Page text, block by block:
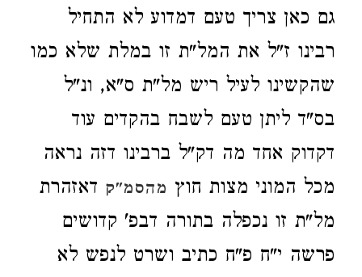
גם כאן צריך טעם דמדוע לא התחיל
רבינו ז"ל את המל"ת זו במלת שלא כמו
שהקשינו לעיל ריש מל"ת ס"א, ונ"ל
בס"ד ליתן טעם לשבח בהקדים עוד
דקדוק אחד מה דק"ל ברבינו דזה נראה
מכל המוני מצות חוץ מהסמ"ק דאזהרת
מל"ת זו נכפלה בתורה דבפ' קדושים
פרשה י"ח פ"ח כתיב ושרט לנפש לא